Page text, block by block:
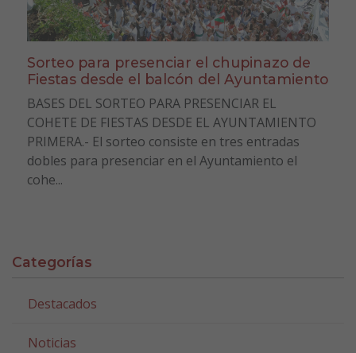
Sorteo para presenciar el chupinazo de
Fiestas desde el balcón del Ayuntamiento
BASES DEL SORTEO PARA PRESENCIAR EL
COHETE DE FIESTAS DESDE EL AYUNTAMIENTO
PRIMERA.- El sorteo consiste en tres entradas
dobles para presenciar en el Ayuntamiento el
cohe...
Categorías
Destacados
Noticias